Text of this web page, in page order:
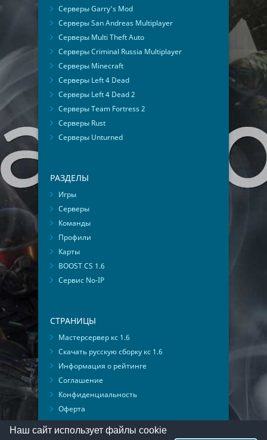
Серверы Garry's Mod
Серверы San Andreas Multiplayer
Серверы Multi Theft Auto
Серверы Criminal Russia Multiplayer
Серверы Minecraft
Серверы Left 4 Dead
Серверы Left 4 Dead 2
Серверы Team Fortress 2
Серверы Rust
Серверы Unturned
РАЗДЕЛЫ
Игры
Серверы
Команды
Профили
Карты
BOOST CS 1.6
Сервис No-IP
СТРАНИЦЫ
Мастерсервер кс 1.6
Скачать русскую сборку кс 1.6
Информация о рейтинге
Соглашение
Конфиденциальность
Оферта
Мониторинг ВКонтакте
Наш сайт использует файлы cookie